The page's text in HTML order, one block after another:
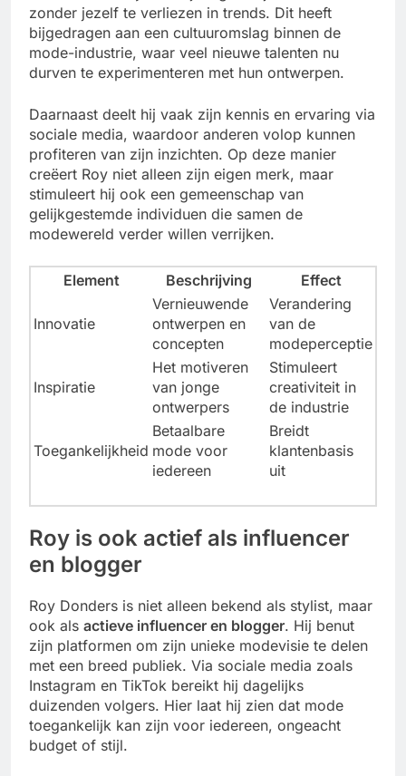
zonder jezelf te verliezen in trends. Dit heeft
bijgedragen aan een cultuuromslag binnen de
mode-industrie, waar veel nieuwe talenten nu
durven te experimenteren met hun ontwerpen.
Daarnaast deelt hij vaak zijn kennis en ervaring via
sociale media, waardoor anderen volop kunnen
profiteren van zijn inzichten. Op deze manier
creëert Roy niet alleen zijn eigen merk, maar
stimuleert hij ook een gemeenschap van
gelijkgestemde individuen die samen de
modewereld verder willen verrijken.
Element Beschrijving Effect
Innovatie
Vernieuwende
ontwerpen en
concepten
Verandering
van de
modeperceptie
Inspiratie
Het motiveren
van jonge
ontwerpers
Stimuleert
creativiteit in
de industrie
Toegankelijkheid
Betaalbare
mode voor
iedereen
Breidt
klantenbasis
uit
Roy is ook actief als influencer
en blogger
Roy Donders is niet alleen bekend als stylist, maar
ook als actieve influencer en blogger. Hij benut
zijn platformen om zijn unieke modevisie te delen
met een breed publiek. Via sociale media zoals
Instagram en TikTok bereikt hij dagelijks
duizenden volgers. Hier laat hij zien dat mode
toegankelijk kan zijn voor iedereen, ongeacht
budget of stijl.